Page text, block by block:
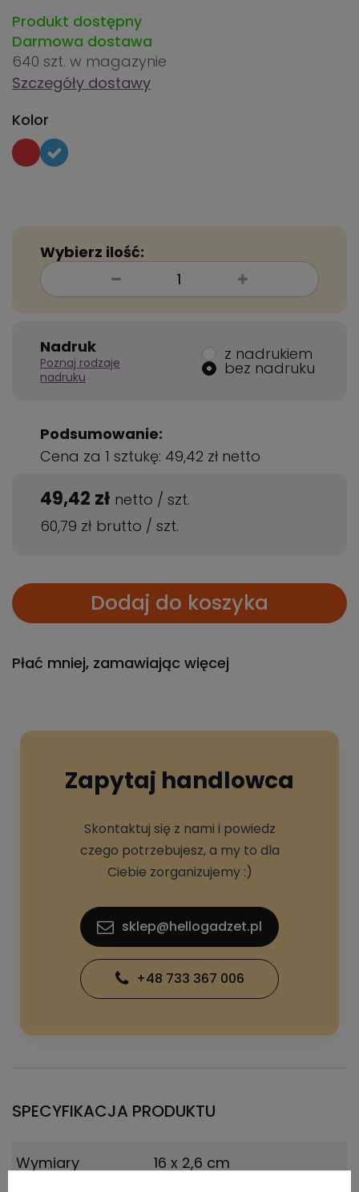
Produkt dostępny
Darmowa dostawa
640 szt. w magazynie
Szczegóły dostawy
Kolor
Wybierz ilość:
Nadruk
Poznaj rodzaje
nadruku
z nadrukiem
bez nadruku
Podsumowanie:
Cena za 1 sztukę: 49,42 zł netto
49,42 zł netto / szt.
60,79 zł brutto / szt.
Dodaj do koszyka
Płać mniej, zamawiając więcej
Zapytaj handlowca
Skontaktuj się z nami i powiedz
czego potrzebujesz, a my to dla
Ciebie zorganizujemy :)
sklep@hellogadzet.pl
+48 733 367 006
SPECYFIKACJA PRODUKTU
Wymiary
16 x 2,6 cm